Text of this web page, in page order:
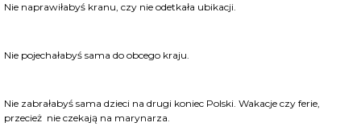
Nie naprawiłabyś kranu, czy nie odetkała ubikacji.
Nie pojechałabyś sama do obcego kraju.
Nie zabrałabyś sama dzieci na drugi koniec Polski. Wakacje czy ferie,
przecież nie czekają na marynarza.